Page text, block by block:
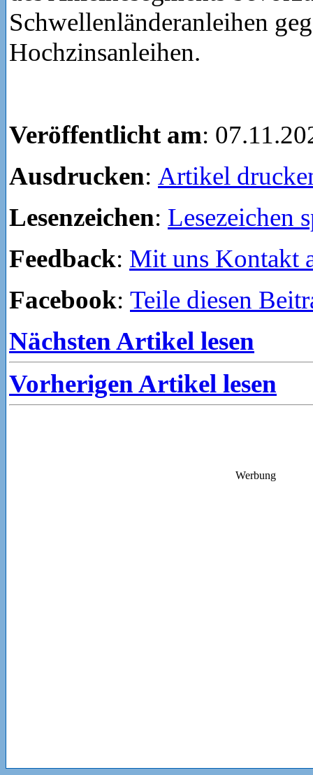
Schwellenländeranleihen
Hochzinsanleihen.
Veröffentlicht am:
Ausdrucken: Artikel
Lesenzeichen: Lesezeichen
Feedback: Mit uns Kontakt
Facebook: Teile diesen
Nächsten Artikel lesen
Vorherigen Artikel lesen
Werbung